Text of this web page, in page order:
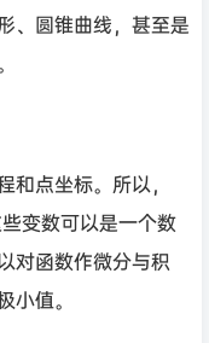
、圆锥曲线，甚至是
点坐标。所以，
变数可以是一个数
对函数作微分与积
值。